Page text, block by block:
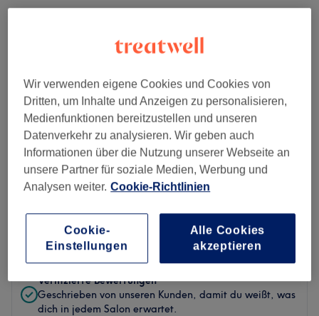
Service
Bewertungen filtern
Behandlung Alle Bewertungen
Bewertung Nach Sternen filtern
Verifizierte Bewertungen
Geschrieben von unseren Kunden, damit du weißt, was
dich in jedem Salon erwartet.
Wir verwenden eigene Cookies und Cookies von
Dritten, um Inhalte und Anzeigen zu personalisieren,
Medienfunktionen bereitzustellen und unseren
Datenverkehr zu analysieren. Wir geben auch
Informationen über die Nutzung unserer Webseite an
unsere Partner für soziale Medien, Werbung und
Analysen weiter. Cookie-Richtlinien
Cookie-
Einstellungen
Alle Cookies
akzeptieren